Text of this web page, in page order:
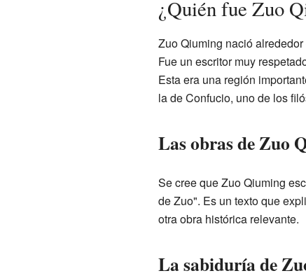
¿Quién fue Zuo
Zuo Qiuming nació
Fue un escritor muy
Esta era una región
la de Confucio, uno de los
Las obras de Zuo
Se cree que Zuo Qiuming
de Zuo". Es un texto que
otra obra histórica relevante.
La sabiduría de